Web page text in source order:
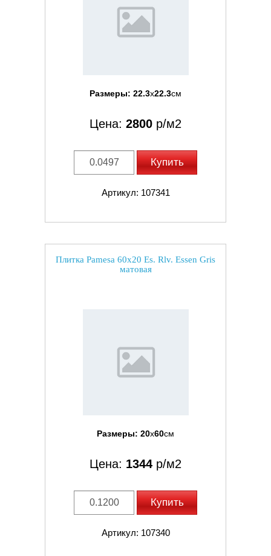
Размеры: 22.3x22.3см
Цена: 2800 р/м2
Купить
Артикул: 107341
Плитка Pamesa 60x20 Es. Rlv. Essen Gris
матовая
Размеры: 20x60см
Цена: 1344 р/м2
Купить
Артикул: 107340